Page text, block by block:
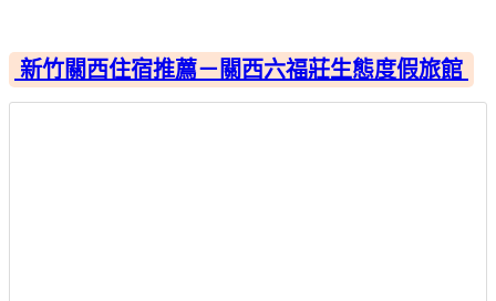
新竹關西住宿推薦－關西六福莊生態度假旅館